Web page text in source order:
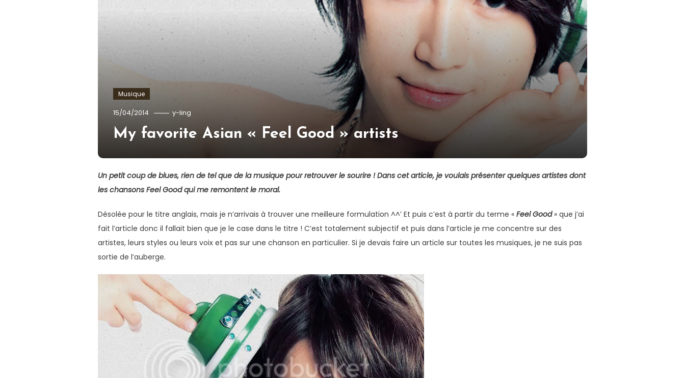
Musique
15/04/2014 y-ling
My favorite Asian « Feel Good » artists
Un petit coup de blues, rien de tel que de la musique pour retrouver le sourire ! Dans cet article, je voulais présenter quelques artistes dont
les chansons Feel Good qui me remontent le moral.
Désolée pour le titre anglais, mais je n’arrivais à trouver une meilleure formulation ^^’ Et puis c’est à partir du terme « Feel Good» que j’ai
fait l’article donc il fallait bien que je le case dans le titre ! C’est totalement subjectif et puis dans l’article je me concentre sur des
artistes, leurs styles ou leurs voix et pas sur une chanson en particulier. Si je devais faire un article sur toutes les musiques, je ne suis pas
sortie de l’auberge.